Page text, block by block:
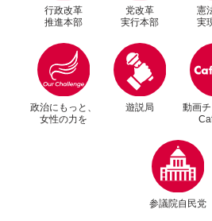
行政改革
推進本部
党改革
実行本部
憲
実
政治にもっと、
女性の力を
別ウィンドウリンク
遊説局
別ウィンドウリンク
動画
参議院自民党
別ウィンドウリ